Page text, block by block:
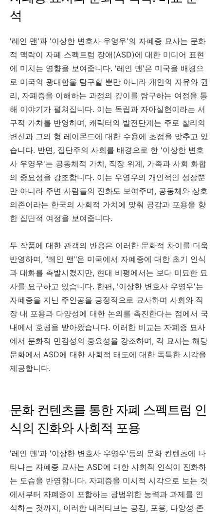
석
'레인 맨'과 '이상한 변호사 우영우'의 자폐증 묘사는 문화
적 맥락이 자폐 스펙트럼 장애(ASD)에 대한 미디어 표현
에 미치는 영향을 보여줍니다. '레인 맨'은 미국을 배경으
로 미국의 광대함을 탐구할 뿐만 아니라 개인의 자유와 권
리, 자폐증을 이해하는 과정의 깊이를 탐구하는 여정을 통
해 이야기가 펼쳐집니다. 이는 독립과 자아실현이라는 서
구적 가치를 반영하며, 캐릭터의 발전단계는 주로 찰리의
변신과 그의 형 레이몬드에 대한 수용에 초점을 맞추고 있
습니다. 반면, 집단주의 사회를 배경으로 한 '이상한 변호
사 우영우'는 공동체적 가치, 직장 위계, 가족과 사회 화합
의 중요성을 강조합니다. 이는 우영우의 개인적인 성장뿐
만 아니라 주변 사람들의 진화도 보여주며, 공동체와 상호
의존이라는 한국의 사회적 가치에 맞춰 공감과 포용을 향
한 집단적 여정을 보여줍니다.
두 작품에 대한 관객의 반응은 이러한 문화적 차이를 더욱
반영하며, "레인 맨"은 미국에서 자폐증에 대한 초기 인식
과 대화를 촉발시켰지만, 현대 비평에서는 보다 미묘한 묘
사를 요구하고 있습니다. 한편, '이상한 변호사 우영우'는
자폐증을 지닌 주인공을 긍정적으로 묘사하며 사회와 직
장 내 포용과 다양성에 대한 논의를 촉진한다는 점에서 국
내에서 호평을 받아왔습니다. 이러한 비교는 자폐증 묘사
에서 문화적 민감성의 중요성을 강조하며, 각 묘사는 해당
문화에서 ASD에 대한 사회적 태도에 대한 독특한 시각을
제공합니다.
문화 컨텐츠를 통한 자폐 스펙트럼 인
식의 진화와 사회적 포용
'레인 맨'과 '이상한 변호사 우영우'등의 문화 컨텐츠에 나
타나는 자폐증 묘사는 ASD에 대한 사회적 인식이 진화하
는 모습을 반영합니다. 자폐증을 미시적 시각으로 보는 것
에서부터 자폐증이 포함하는 광범위한 능력과 과제를 인
식하는 것까지, 이러한 내러티브는 공감, 포용, 다양성 존